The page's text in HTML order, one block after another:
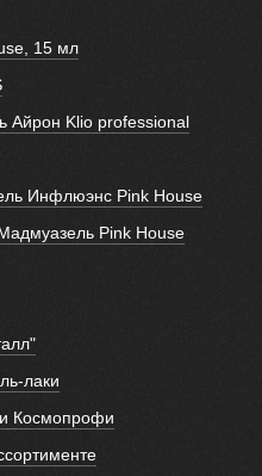
15 мл
Айрон Klio professional
Инфлюэнс Pink House
Pink House
лаки
Космопрофи